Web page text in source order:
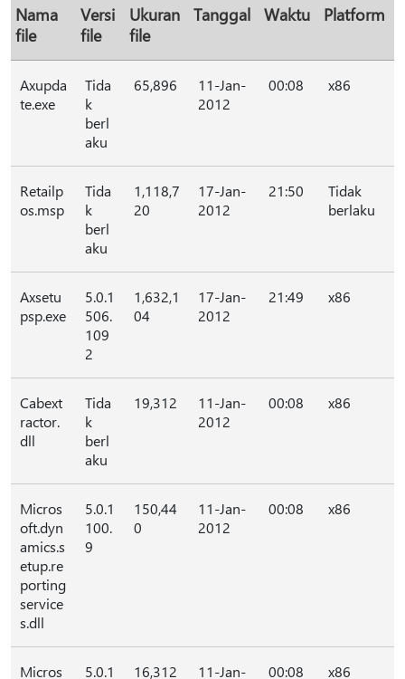
Nama
file
Versi
file
Ukuran
file
Tanggal Waktu Platform
Axupda
te.exe
Tida
k
berl
aku
65,896
11-Jan-
2012
00:08 x86
Retailp
os.msp
Tida
k
berl
aku
1,118,7
20
17-Jan-
2012
21:50
Tidak
berlaku
Axsetu
psp.exe
5.0.1
506.
109
2
1,632,1
04
17-Jan-
2012
21:49 x86
Cabext
ractor.
dll
Tida
k
berl
aku
19,312
11-Jan-
2012
00:08 x86
Micros
oft.dyn
amics.s
etup.re
porting
service
s.dll
5.0.1
100.
9
150,44
0
11-Jan-
2012
00:08 x86
Micros 5.0.1 16,312 11-Jan- 00:08 x86